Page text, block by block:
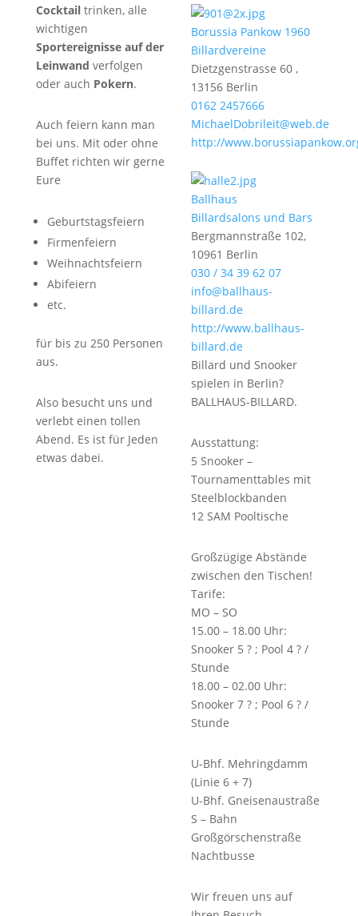
Cocktailtrinken, alle
wichtigen
Sportereignisse auf der
Leinwand verfolgen
oder auch Pokern.
Auch feiern kann man
bei uns. Mit oder ohne
Buffet richten wir gerne
Eure
Geburtstagsfeiern
Firmenfeiern
Weihnachtsfeiern
Abifeiern
etc.
für bis zu 250 Personen
aus.
Also besucht uns und
verlebt einen tollen
Abend. Es ist für Jeden
etwas dabei.
Borussia Pankow 1960
Billardvereine
Dietzgenstrasse 60 ,
13156 Berlin
0162 2457666
MichaelDobrileit@web.de
http://
Ballhaus
Billardsalons und Bars
Bergmannstraße 102,
10961 Berlin
030 / 34 39 62 07
info@ballhaus-
billard.de
http://www.ballhaus-
billard.de
Billard und Snooker
spielen in Berlin?
BALLHAUS-BILLARD.
Ausstattung:
5 Snooker –
Tournamenttables mit
Steelblockbanden
12 SAM Pooltische
Großzügige Abstände
zwischen den Tischen!
Tarife:
MO – SO
15.00 – 18.00 Uhr:
Snooker 5 ? ; Pool 4 ? /
Stunde
18.00 – 02.00 Uhr:
Snooker 7 ? ; Pool 6 ? /
Stunde
U-Bhf. Mehringdamm
(Linie 6 + 7)
U-Bhf. Gneisenaustraße
S – Bahn
Großgörschenstraße
Nachtbusse
Wir freuen uns auf